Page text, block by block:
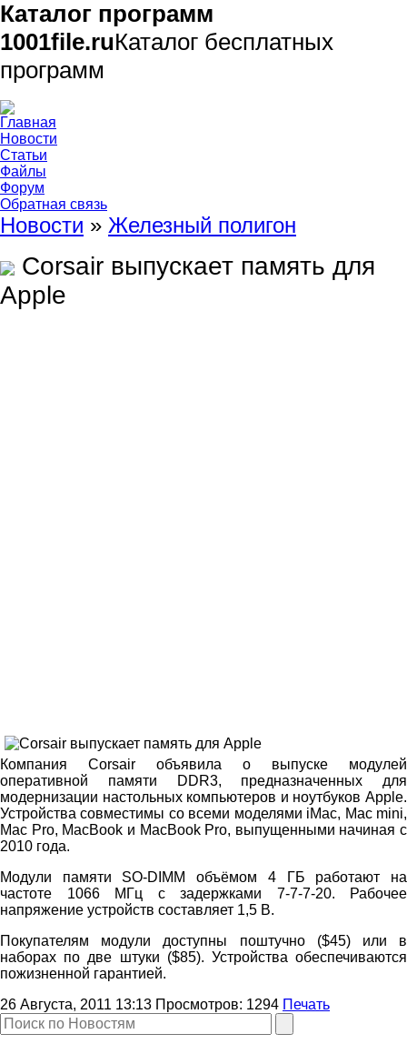
Каталог программ
1001file.ruКаталог бесплатных
программ
Главная
Новости
Статьи
Файлы
Форум
Обратная связь
Новости » Железный полигон
Corsair выпускает память для
Apple
Компания Corsair объявила о выпуске модулей
оперативной памяти DDR3, предназначенных для
модернизации настольных компьютеров и ноутбуков Apple.
Устройства совместимы со всеми моделями iMac, Mac mini,
Mac Pro, MacBook и MacBook Pro, выпущенными начиная с
2010 года.
Модули памяти SO-DIMM объёмом 4 ГБ работают на
частоте 1066 МГц с задержками 7-7-7-20. Рабочее
напряжение устройств составляет 1,5 В.
Покупателям модули доступны поштучно ($45) или в
наборах по две штуки ($85). Устройства обеспечиваются
пожизненной гарантией.
26 Августа, 2011 13:13 Просмотров: 1294 Печать